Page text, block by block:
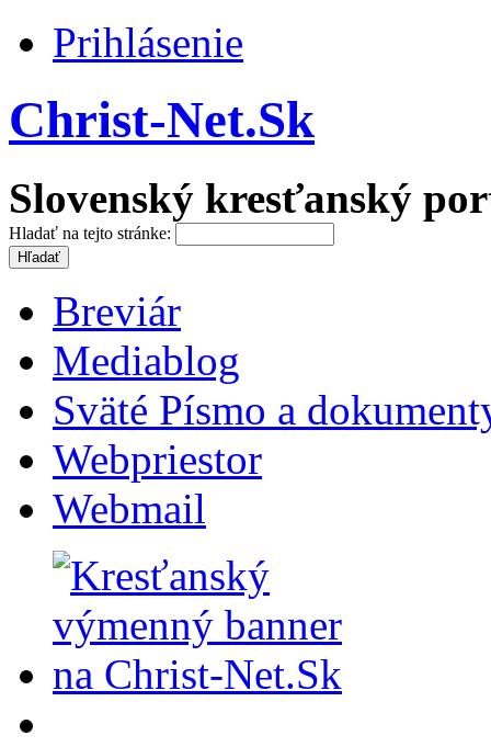
Prihlásenie
Christ-Net.Sk
Slovenský kresťanský
Hladať na tejto stránke:
Breviár
Mediablog
Sväté Písmo a
Webpriestor
Webmail